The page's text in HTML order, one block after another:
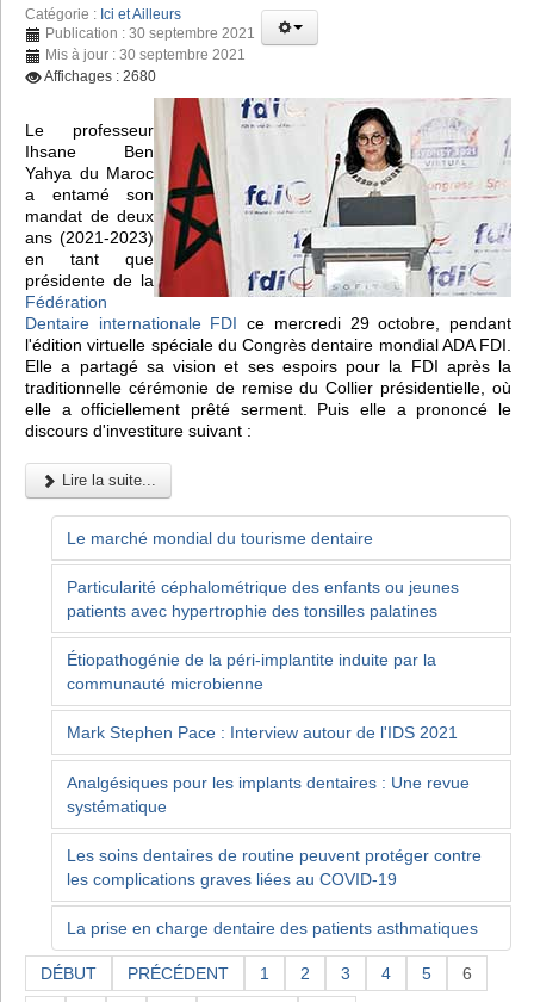
Catégorie : Ici et Ailleurs
Publication : 30 septembre 2021
Mis à jour : 30 septembre 2021
Affichages : 2680
Le professeur
Ihsane Ben
Yahya du Maroc
a entamé son
mandat de deux
ans (2021-2023)
en tant que
présidente de la
Fédération
Dentaire internationale FDI ce mercredi 29 octobre, pendant
l'édition virtuelle spéciale du Congrès dentaire mondial ADA FDI.
Elle a partagé sa vision et ses espoirs pour la FDI après la
traditionnelle cérémonie de remise du Collier présidentielle, où
elle a officiellement prêté serment. Puis elle a prononcé le
discours d'investiture suivant :
Lire la suite...
Le marché mondial du tourisme dentaire
Particularité céphalométrique des enfants ou jeunes
patients avec hypertrophie des tonsilles palatines
Étiopathogénie de la péri-implantite induite par la
communauté microbienne
Mark Stephen Pace : Interview autour de l'IDS 2021
Analgésiques pour les implants dentaires : Une revue
systématique
Les soins dentaires de routine peuvent protéger contre
les complications graves liées au COVID-19
La prise en charge dentaire des patients asthmatiques
DÉBUT PRÉCÉDENT 1 2 3 4 5 6